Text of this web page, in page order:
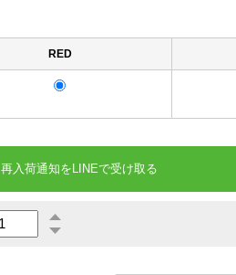
RED
再入荷通知をLINEで受け取る